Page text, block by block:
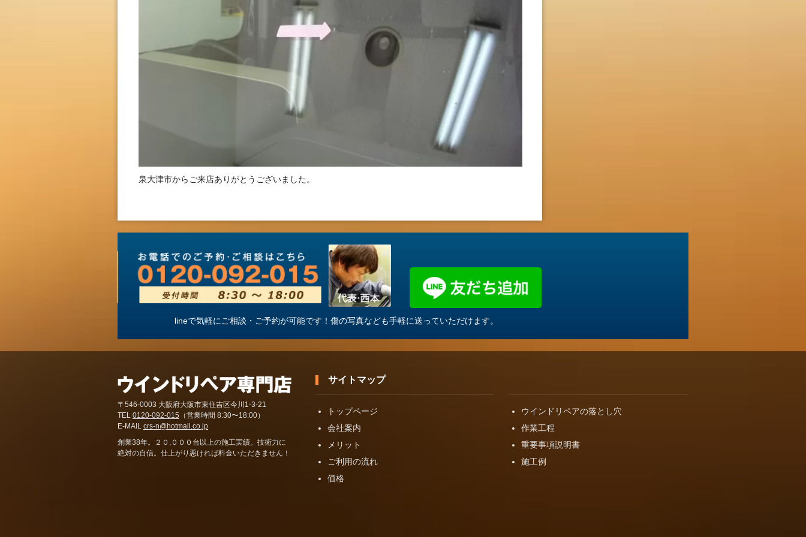
泉大津市からご来店ありがとうございました。
lineで気軽にご相談・ご予約が可能です！傷の写真なども手軽に送っていただけます。
〒546-0003 大阪府大阪市東住吉区今川1-3-21
TEL 0120-092-015 （営業時間 8:30〜18:00）
E-MAIL crs-n@hotmail.co.jp
創業38年。２０,０００台以上の施工実績。技術力に
絶対の自信。仕上がり悪ければ料金いただきません！
サイトマップ
トップページ
会社案内
メリット
ご利用の流れ
価格
ウインドリペアの落とし穴
作業工程
重要事項説明書
施工例